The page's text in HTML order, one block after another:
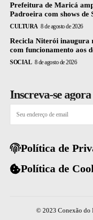
Prefeitura de Maricá
Padroeira com shows de
CULTURA 8 de agosto de 2026
Recicla Niterói inaugura
com funcionamento aos
SOCIAL 8 de agosto de 2026
Inscreva-se agora
Política de
Política de
© 2023 Conexão do